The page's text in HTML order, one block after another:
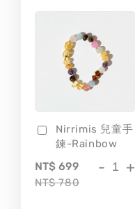
Nirrimis 兒童手
鍊-Rainbow
NT$ 699
NT$ 780
- +